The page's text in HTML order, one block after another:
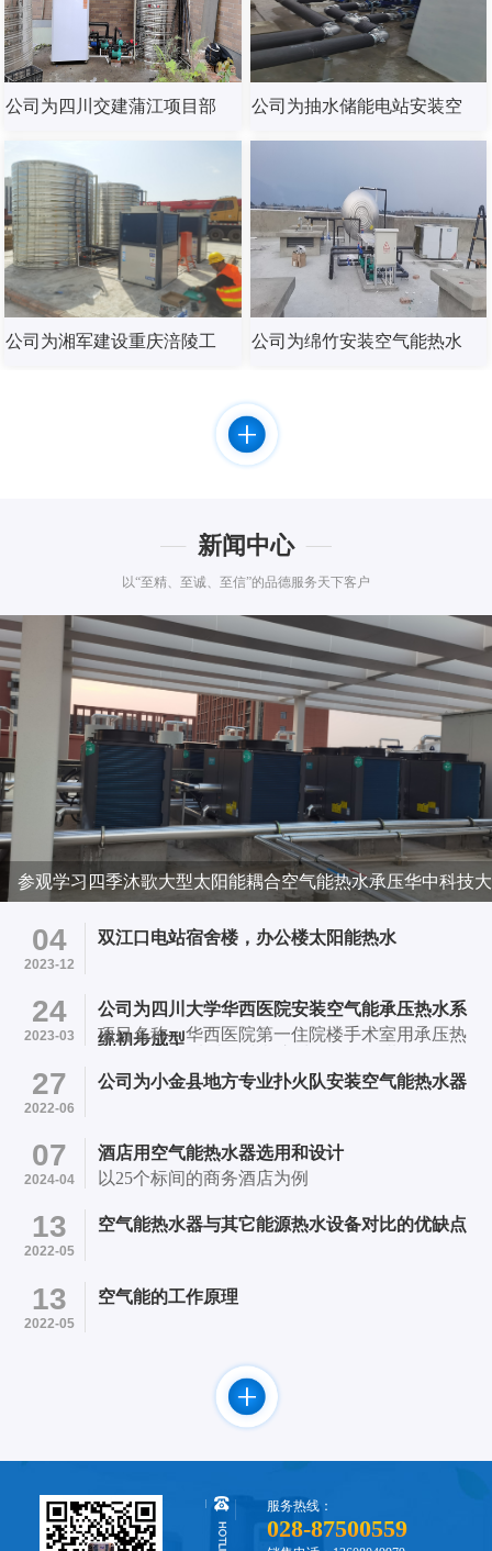
公司为四川交建蒲江项目部 公司为抽水储能电站安装空
公司为湘军建设重庆涪陵工 公司为绵竹安装空气能热水
新闻中心
以“至精、至诚、至信”的品德服务天下客户
参观学习四季沐歌大型太阳能耦合空气能热水承压华中科技大
04
2023-12
双江口电站宿舍楼，办公楼太阳能热水
24
2023-03
公司为四川大学华西医院安装空气能承压热水系
统初步成型
项目名称：华西医院第一住院楼手术室用承压热
医院内 项目简介：采用成都市笨笨机电设备有限
公司提供的4台四季沐歌超低温空气能13P热水机
27
2022-06
公司为小金县地方专业扑火队安装空气能热水器
07
2024-04
酒店用空气能热水器选用和设计
以25个标间的商务酒店为例
13
2022-05
空气能热水器与其它能源热水设备对比的优缺点
13
2022-05
空气能的工作原理
服务热线：
028-87500559